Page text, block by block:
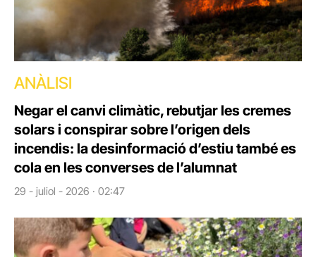
ANÀLISI
Negar el canvi climàtic, rebutjar les cremes
solars i conspirar sobre l’origen dels
incendis: la desinformació d’estiu també es
cola en les converses de l’alumnat
29 - juliol - 2026 · 02:47